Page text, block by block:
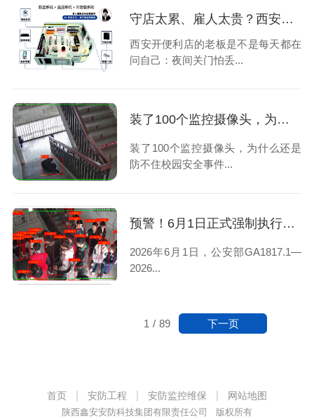
守店太累、雇人太贵？西安便利店老板选择安装24小时云智售系统解决问题
西安开便利店的老板是不是每天都在
问自己：夜间关门怕丢...
装了100个监控摄像头，为什么还是防不住校园安全事件？
装了100个监控摄像头，为什么还是
防不住校园安全事件...
预警！6月1日正式强制执行｜西安校园安防再不整改将直接问责
2026年6月1日，公安部GA1817.1—
2026...
1 / 89 下一页
首页 安防工程 安防监控维保 网站地图
陕西鑫安安防科技集团有限责任公司 版权所有